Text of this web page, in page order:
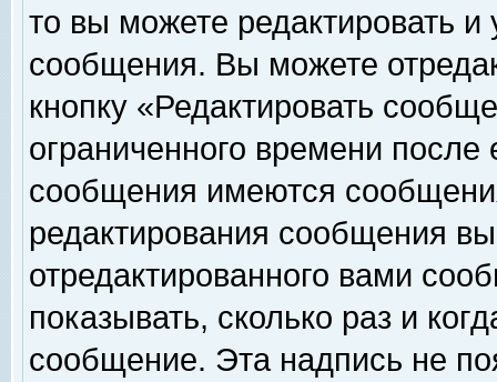
то вы можете редактировать и
сообщения. Вы можете
кнопку «Редактировать
ограниченного времени
сообщения имеются
редактирования сообщения
отредактированного вами
показывать, сколько раз и
сообщение. Эта надпись не